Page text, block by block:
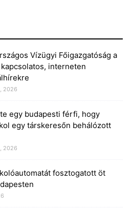
Vízügyi Főigazgatóság a
interneten
2026
egy budapesti férfi, hogy
egy társkeresőn behálózott
2026
fosztogatott öt